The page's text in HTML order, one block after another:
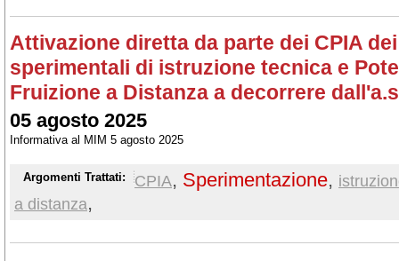
Attivazione diretta da parte dei CPIA
sperimentali di istruzione tecnica e
Fruizione a Distanza a decorrere
05 agosto 2025
Informativa al MIM 5 agosto 2025
Argomenti Trattati: CPIA, Sperimentazione,
a distanza,